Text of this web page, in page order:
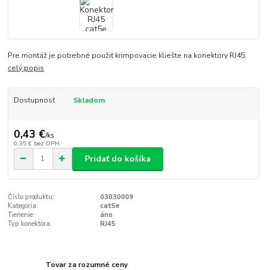
Pre montáž je potrebné použiť krimpovacie kliešte na konektory RJ45.
celý popis
Dostupnosť Skladom
0,43 €/ks
0,35 € bez DPH
Pridať do košíka
Číslo produktu:
03030009
Kategória:
cat5e
Tienenie:
áno
Typ konektora:
RJ45
Tovar za rozumné ceny